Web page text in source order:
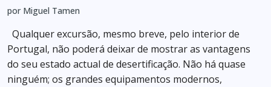
por Miguel Tamen
Qualquer excursão, mesmo breve, pelo interior de
Portugal, não poderá deixar de mostrar as vantagens
do seu estado actual de desertificação. Não há quase
ninguém; os grandes equipamentos modernos,